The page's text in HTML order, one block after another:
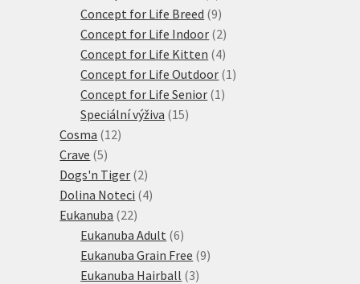
produkty
Concept for Life Breed 99
produktů
Concept for Life Indoor 22
produkty
Concept for Life Kitten 44
produkty
Concept for Life Outdoor 1 1
Concept for Life Senior 1 1
Speciální výživa 1515
Cosma 1212
Crave 55
produktů
Dogs'n Tiger 22
produkty
Dolina Noteci 44
Eukanuba 2222
produktů
Eukanuba Adult 66
produktů
Eukanuba Grain Free 99
Eukanuba Hairball 33